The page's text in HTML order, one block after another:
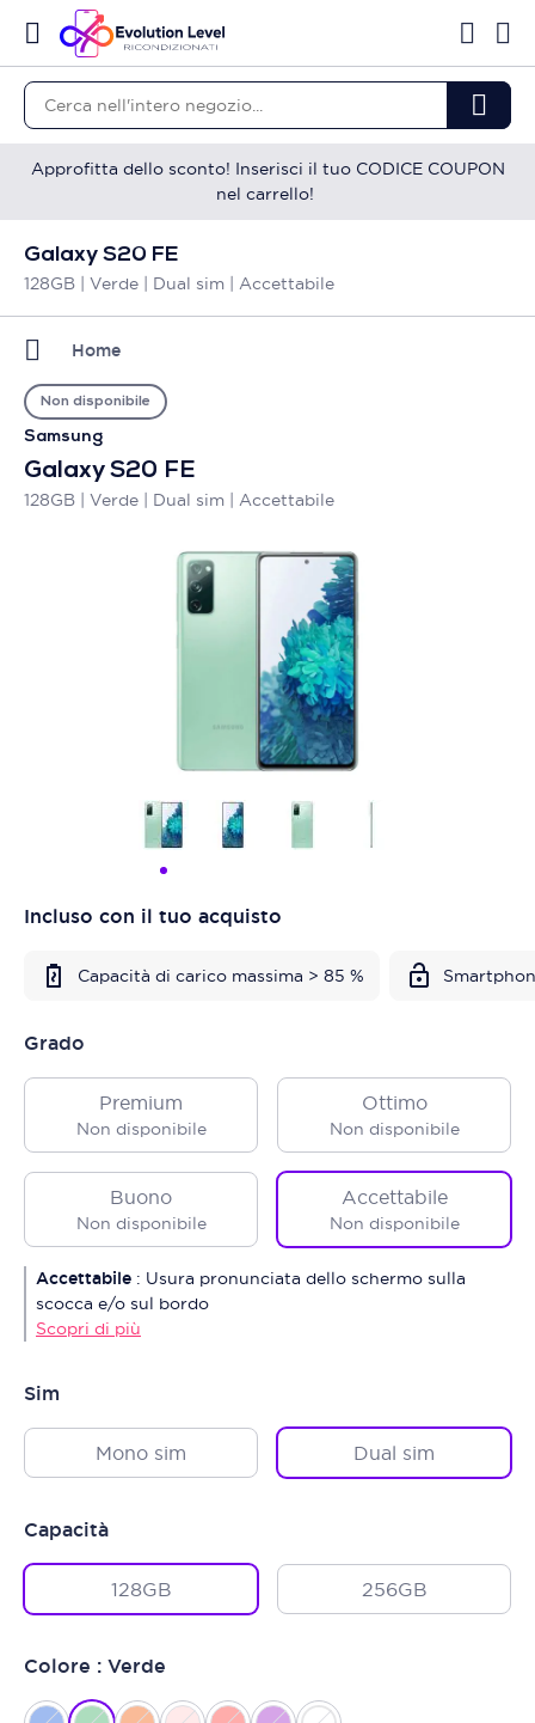
Approfitta dello sconto! Inserisci il tuo CODICE COUPON
nel carrello!
Galaxy S20 FE
128GB | Verde | Dual sim | Accettabile
Home
Samsung
Galaxy S20 FE
128GB | Verde | Dual sim | Accettabile
Non disponibile
Incluso con il tuo acquisto
Capacità di carico massima > 85 %
Grado
Premium
Non disponibile
Ottimo
Non disponibile
Buono
Non disponibile
Accettabile
Non disponibile
Accettabile : Usura pronunciata dello schermo sulla
scocca e/o sul bordo
Scopri di più
Sim
Mono sim Dual sim
Capacità
128GB 256GB
Colore : Verde